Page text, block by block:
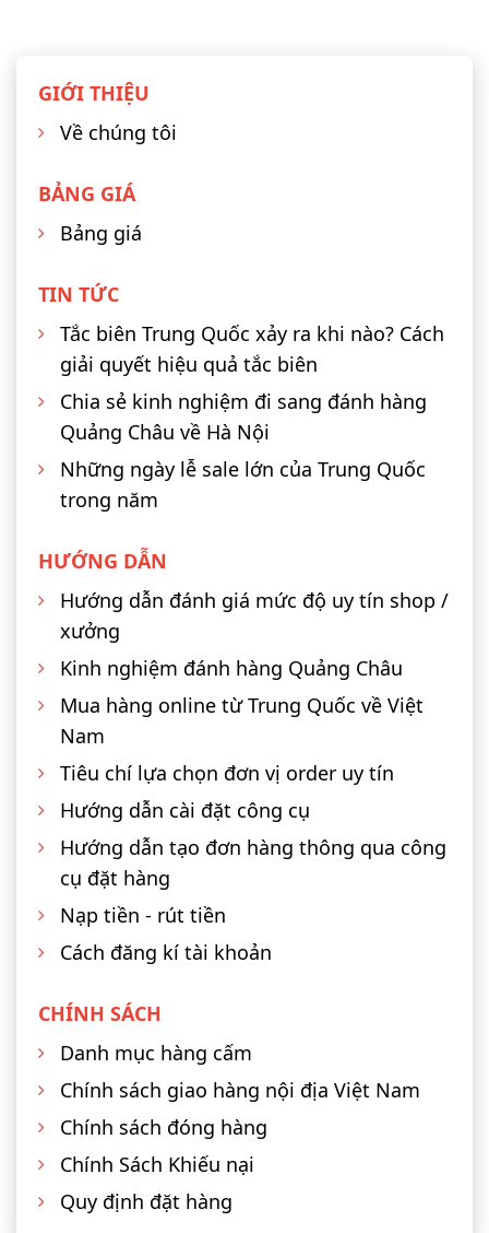
GIỚI THIỆU
Về chúng tôi
BẢNG GIÁ
Bảng giá
TIN TỨC
Tắc biên Trung Quốc xảy ra khi nào? Cách
giải quyết hiệu quả tắc biên
Chia sẻ kinh nghiệm đi sang đánh hàng
Quảng Châu về Hà Nội
Những ngày lễ sale lớn của Trung Quốc
trong năm
HƯỚNG DẪN
Hướng dẫn đánh giá mức độ uy tín shop /
xưởng
Kinh nghiệm đánh hàng Quảng Châu
Mua hàng online từ Trung Quốc về Việt
Nam
Tiêu chí lựa chọn đơn vị order uy tín
Hướng dẫn cài đặt công cụ
Hướng dẫn tạo đơn hàng thông qua công
cụ đặt hàng
Nạp tiền - rút tiền
Cách đăng kí tài khoản
CHÍNH SÁCH
Danh mục hàng cấm
Chính sách giao hàng nội địa Việt Nam
Chính sách đóng hàng
Chính Sách Khiếu nại
Quy định đặt hàng